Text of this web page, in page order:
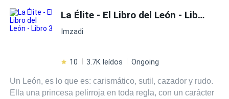
cruzan, dando a sus mundos, el misterio suficiente para
lanzarse a recorrer los paradigmas de la sensualidad que
La Élite - El Libro del León - Libro 3
Imzadi
10 3.7K leídos Ongoing
Un León, es lo que es: carismático, sutil, cazador y rudo.
Ella una princesa pelirroja en toda regla, con un carácter